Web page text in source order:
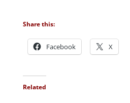
Share this:
Facebook X
Related